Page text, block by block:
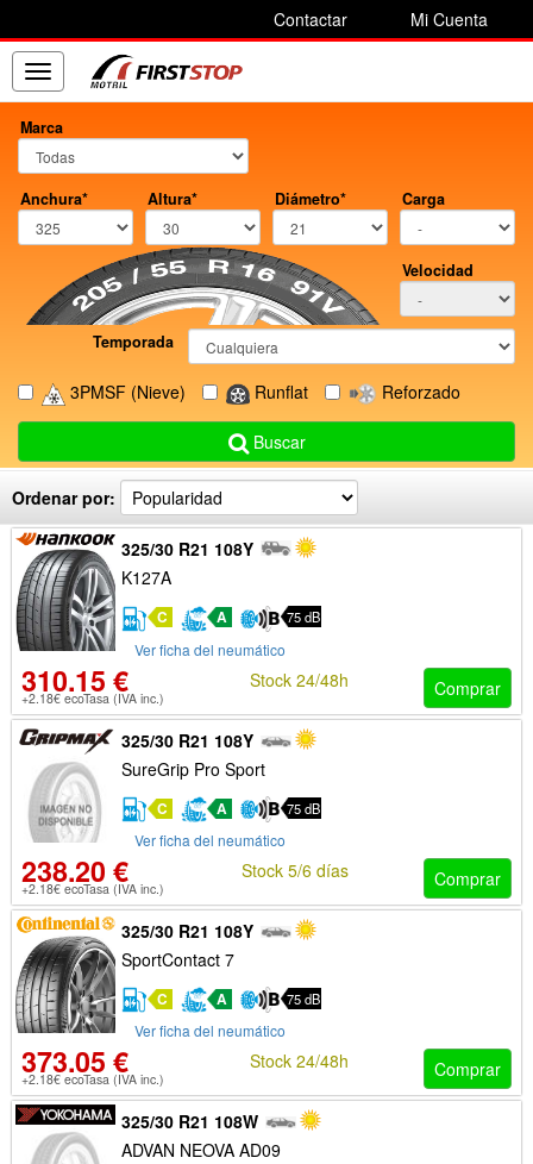
Contactar Mi Cuenta
Toggle
navigation
Marca
Anchura* Altura* Diámetro* Carga
Velocidad
Temporada
3PMSF (Nieve) Runflat Reforzado
Buscar
Ordenar por:
325/30 R21 108Y
K127A
C A 75 dB
Ver ficha del neumático
310.15 €
+2.18€ ecoTasa (IVA inc.) Comprar
Stock 24/48h
325/30 R21 108Y
SureGrip Pro Sport
C A 75 dB
Ver ficha del neumático
238.20 €
+2.18€ ecoTasa (IVA inc.) Comprar
Stock 5/6 días
325/30 R21 108Y
SportContact 7
C A 75 dB
Ver ficha del neumático
373.05 €
+2.18€ ecoTasa (IVA inc.) Comprar
Stock 24/48h
325/30 R21 108W
ADVAN NEOVA AD09